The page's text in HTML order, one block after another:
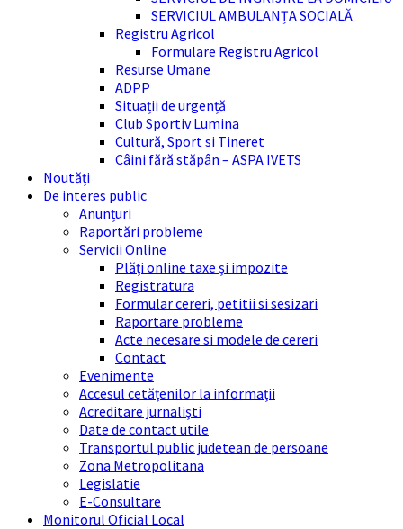
SERVICIUL AMBULANȚA SOCIALĂ
Registru Agricol
Formulare Registru Agricol
Resurse Umane
ADPP
Situații de urgență
Club Sportiv Lumina
Cultură, Sport si Tineret
Câini fără stăpân – ASPA IVETS
Noutăți
De interes public
Anunțuri
Raportări probleme
Servicii Online
Plăți online taxe și impozite
Registratura
Formular cereri, petitii si sesizari
Raportare probleme
Acte necesare si modele de cereri
Contact
Evenimente
Accesul cetățenilor la informații
Acreditare jurnaliști
Date de contact utile
Transportul public judetean de persoane
Zona Metropolitana
Legislatie
E-Consultare
Monitorul Oficial Local